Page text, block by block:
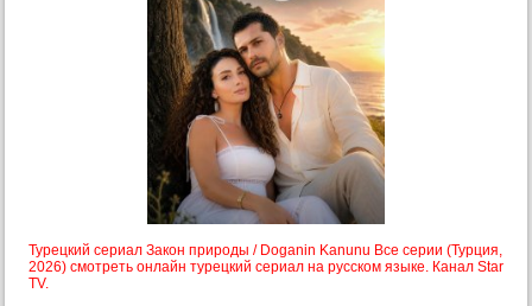
Турецкий сериал Закон природы / Doganin Kanunu Все серии (Турция,
2026) смотреть онлайн турецкий сериал на русском языке. Канал Star
TV.